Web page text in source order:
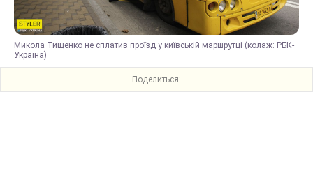
Микола Тищенко не сплатив проїзд у київській маршрутці (колаж: РБК-
Україна)
Поделиться: